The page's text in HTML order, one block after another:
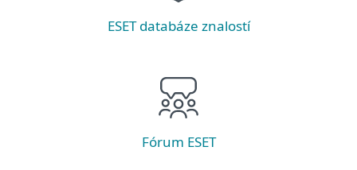
ESET databáze znalostí
Fórum ESET